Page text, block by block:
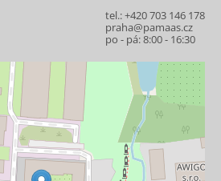
tel.:+420 703 146 178
praha@pamaas.cz
po - pá: 8:00 - 16:30